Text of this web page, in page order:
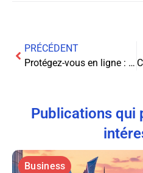
PRÉCÉDENT
Protégez-vous en ligne : Les clés d’une sécurité Internet efficace
Publications qui
Business